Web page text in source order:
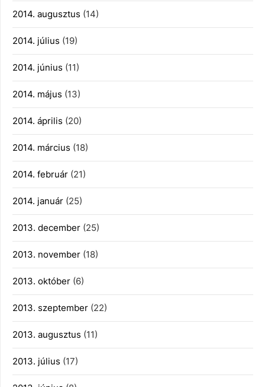
2014. augusztus (14)
2014. július (19)
2014. június (11)
2014. május (13)
2014. április (20)
2014. március (18)
2014. február (21)
2014. január (25)
2013. december (25)
2013. november (18)
2013. október (6)
2013. szeptember (22)
2013. augusztus (11)
2013. július (17)